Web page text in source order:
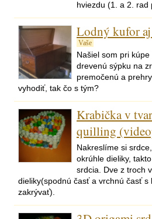
hviezdu (1. a 2. rad
Lodný kufor
Vaše
Našiel som pri
drevenú sýpku na
premočenú a
vyhodiť, tak čo s tým?
Krabička v
quilling
Nakreslíme si
okrúhle dieliky,
srdcia. Dve z troch
dieliky(spodnú časť a vrchnú časť s
zakrývať).